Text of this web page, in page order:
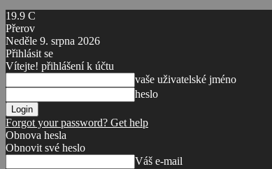
19.9 C
Přerov
Neděle 9. srpna 2026
Přihlásit se
Vítejte! přihlášení k účtu
vaše uživatelské jméno
heslo
Forgot your password? Get help
Obnova hesla
Obnovit své heslo
Váš e-mail